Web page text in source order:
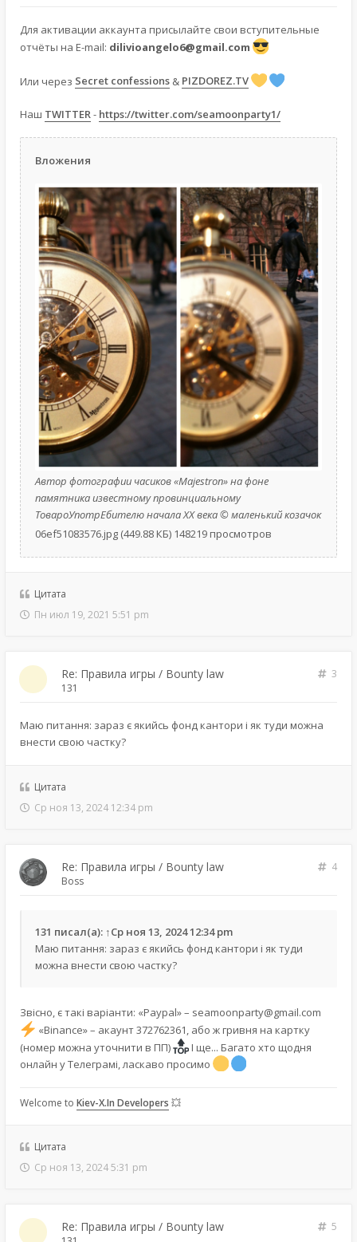
Для активации аккаунта присылайте свои вступительные
отчёты на E-mail: dilivioangelo6@gmail.com
Или через Secret confessions & PIZDOREZ.TV
Наш TWITTER- https://twitter.com/seamoonparty1/
Вложения
Автор фотографии часиков «Majestron» на фоне
памятника известному провинциальному
ТовароУпотрЕбителю начала XX века © маленький козачок
06ef51083576.jpg (449.88 КБ) 148219 просмотров
Цитата
Пн июл 19, 2021 5:51 pm
Re: Правила игры / Bounty law
3
131
Маю питання: зараз є якийсь фонд кантори і як туди можна
внести свою частку?
Цитата
Ср ноя 13, 2024 12:34 pm
Re: Правила игры / Bounty law
4
Boss
131 писал(а): ↑Ср ноя 13, 2024 12:34 pm
Маю питання: зараз є якийсь фонд кантори і як туди
можна внести свою частку?
Звісно, є такі варіанти: «Paypal» – seamoonparty@gmail.com
«Binance» – акаунт 372762361, або ж гривня на картку
(номер можна уточнити в ПП)
І ще... Багато хто щодня
онлайн у Телеграмі, ласкаво просимо
Welcome to Kiev-X.In Developers 💥
Цитата
Ср ноя 13, 2024 5:31 pm
Re: Правила игры / Bounty law
5